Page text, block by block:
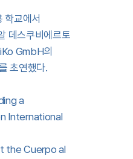
학교에서
데스쿠비에르토
GmbH의
초연했다.
a
International
the Cuerpo al